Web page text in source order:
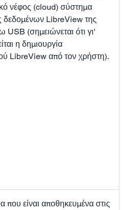
νέφος (cloud) σύστημα
δεδομένων LibreView της
USB (σημειώνεται ότι γι'
η δημιουργία
LibreView από τον χρήστη).
που είναι αποθηκευμένα στις